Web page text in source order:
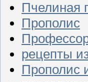
Пчелиная
Прополис
рецепты
Прополис